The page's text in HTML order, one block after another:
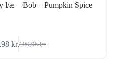
l/æ – Bob – Pumpkin Spice
199,95kr.
Den
kr.Den